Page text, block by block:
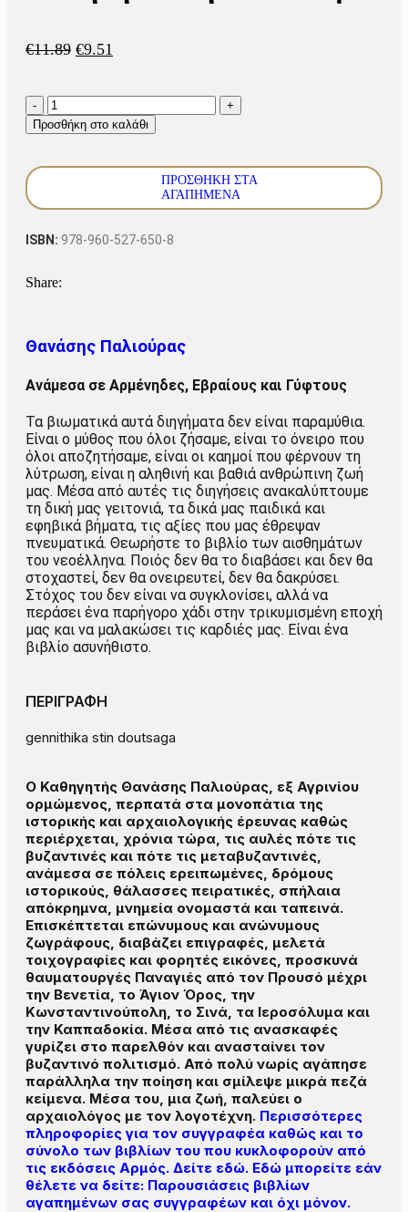
€11.89 €9.51
Προσθήκη στο καλάθι
ΠΡΟΣΘΉΚΗ ΣΤΑ
ΑΓΑΠΗΜΈΝΑ
ISBN: 978-960-527-650-8
Share:
Θανάσης Παλιούρας
Ανάμεσα σε Αρμένηδες, Εβραίους και Γύφτους
Τα βιωματικά αυτά διηγήματα δεν είναι παραμύθια.
Είναι ο μύθος που όλοι ζήσαμε, είναι το όνειρο που
όλοι αποζητήσαμε, είναι οι καημοί που φέρνουν τη
λύτρωση, είναι η αληθινή και βαθιά ανθρώπινη ζωή
μας. Μέσα από αυτές τις διηγήσεις ανακαλύπτουμε
τη δική μας γειτονιά, τα δικά μας παιδικά και
εφηβικά βήματα, τις αξίες που μας έθρεψαν
πνευματικά. Θεωρήστε το βιβλίο των αισθημάτων
του νεοέλληνα. Ποιός δεν θα το διαβάσει και δεν θα
στοχαστεί, δεν θα ονειρευτεί, δεν θα δακρύσει.
Στόχος του δεν είναι να συγκλονίσει, αλλά να
περάσει ένα παρήγορο χάδι στην τρικυμισμένη εποχή
μας και να μαλακώσει τις καρδιές μας. Είναι ένα
βιβλίο ασυνήθιστο.
ΠΕΡΙΓΡΑΦΗ
gennithika stin doutsaga
Ο Καθηγητής Θανάσης Παλιούρας, εξ Αγρινίου
ορμώμενος, περπατά στα μονοπάτια της
ιστορικής και αρχαιολογικής έρευνας καθώς
περιέρχεται, χρόνια τώρα, τις αυλές πότε τις
βυζαντινές και πότε τις μεταβυζαντινές,
ανάμεσα σε πόλεις ερειπωμένες, δρόμους
ιστορικούς, θάλασσες πειρατικές, σπήλαια
απόκρημνα, μνημεία ονομαστά και ταπεινά.
Επισκέπτεται επώνυμους και ανώνυμους
ζωγράφους, διαβάζει επιγραφές, μελετά
τοιχογραφίες και φορητές εικόνες, προσκυνά
θαυματουργές Παναγιές από τον Προυσό μέχρι
την Βενετία, το Άγιον Όρος, την
Κωνσταντινούπολη, το Σινά, τα Ιεροσόλυμα και
την Καππαδοκία. Μέσα από τις ανασκαφές
γυρίζει στο παρελθόν και ανασταίνει τον
βυζαντινό πολιτισμό. Από πολύ νωρίς αγάπησε
παράλληλα την ποίηση και σμίλεψε μικρά πεζά
κείμενα. Μέσα του, μια ζωή, παλεύει ο
αρχαιολόγος με τον λογοτέχνη. Περισσότερες
πληροφορίες για τον συγγραφέα καθώς και το
σύνολο των βιβλίων του που κυκλοφορούν από
τις εκδόσεις Αρμός. Δείτε εδώ. Εδώ μπορείτε εάν
θέλετε να δείτε: Παρουσιάσεις βιβλίων
αγαπημένων σας συγγραφέων και όχι μόνον.